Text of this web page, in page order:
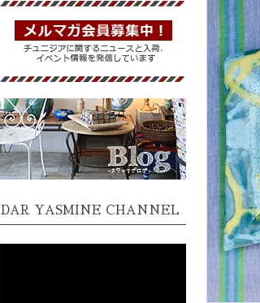
DAR YASMINE CHANNEL